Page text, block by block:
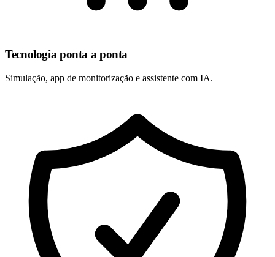
Tecnologia ponta a ponta
Simulação, app de monitorização e assistente com IA.